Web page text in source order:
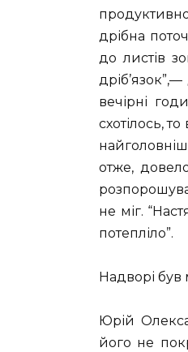
дрібна
до листів
вечірні
схотілось,
отже,
не міг.
потепліло”.
Надворі був
Юрій
його не